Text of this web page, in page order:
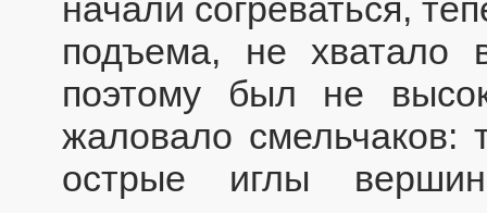
начали согреваться,
подъема, не хватало
поэтому был не
жаловало смельчаков:
острые иглы